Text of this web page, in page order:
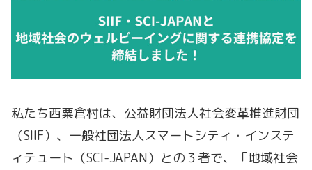
私たち西粟倉村は、公益財団法人社会変革推進財団
（SIIF）、一般社団法人スマートシティ・インステ
ィテュート（SCI-JAPAN）との３者で、「地域社会